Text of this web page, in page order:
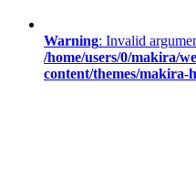
Warning: Invalid
/home/users/0/makira/
content/themes/